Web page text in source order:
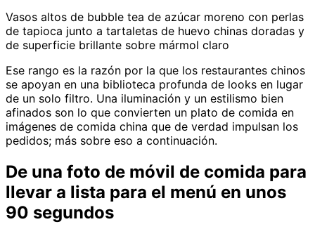
Vasos altos de bubble tea de azúcar moreno con perlas
de tapioca junto a tartaletas de huevo chinas doradas y
de superficie brillante sobre mármol claro
Ese rango es la razón por la que los restaurantes chinos
se apoyan en una biblioteca profunda de looks en lugar
de un solo filtro. Una iluminación y un estilismo bien
afinados son lo que convierten un plato de comida en
imágenes de comida china que de verdad impulsan los
pedidos; más sobre eso a continuación.
De una foto de móvil de comida para
llevar a lista para el menú en unos
90 segundos